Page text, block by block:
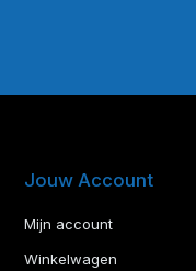
Jouw Account
Mijn account
Winkelwagen